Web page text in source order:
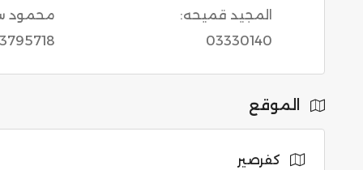
المجيد قميحه:
03330140
محمود
الموقع
كفرصير